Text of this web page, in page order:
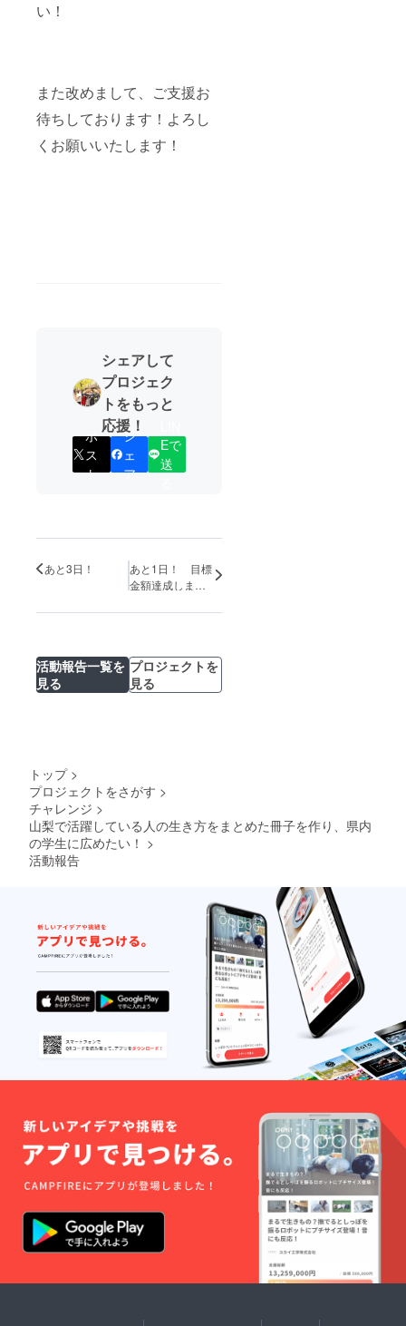
い！
また改めまして、ご支援お
待ちしております！よろし
くお願いいたします！
シェアして
プロジェク
トをもっと
応援！
ポ
ス
ト
シ
ェ
ア
Eで
送
あと3日！
あと1日！ 目標
金額達成しまし
ございます！
活動報告一覧を
見る
プロジェクトを
見る
トップ >
プロジェクトをさがす >
チャレンジ >
山梨で活躍している人の生き方をまとめた冊子を作り、県内
の学生に広めたい！ >
活動報告